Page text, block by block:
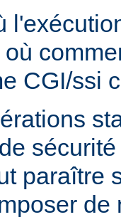
CGI/ssi
paraître